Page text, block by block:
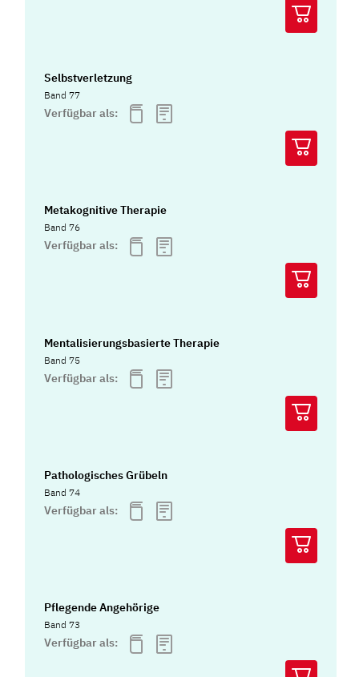
Selbstverletzung
Band 77
Verfügbar als:
Metakognitive Therapie
Band 76
Verfügbar als:
Mentalisierungsbasierte Therapie
Band 75
Verfügbar als:
Pathologisches Grübeln
Band 74
Verfügbar als:
Pflegende Angehörige
Band 73
Verfügbar als: